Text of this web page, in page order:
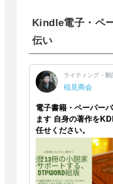
Kindle電子・ペ
伝い